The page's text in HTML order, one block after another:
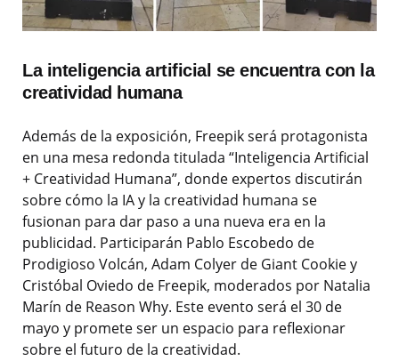
La inteligencia artificial se encuentra con la
creatividad humana
Además de la exposición, Freepik será protagonista
en una mesa redonda titulada “Inteligencia Artificial
+ Creatividad Humana”, donde expertos discutirán
sobre cómo la IA y la creatividad humana se
fusionan para dar paso a una nueva era en la
publicidad. Participarán Pablo Escobedo de
Prodigioso Volcán, Adam Colyer de Giant Cookie y
Cristóbal Oviedo de Freepik, moderados por Natalia
Marín de Reason Why. Este evento será el 30 de
mayo y promete ser un espacio para reflexionar
sobre el futuro de la creatividad.